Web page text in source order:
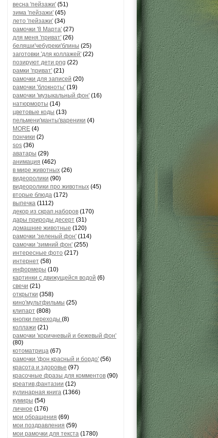
весна 'пейзажи' (51)
зима 'пейзажи' (45)
лето 'пейзажи' (34)
рамочки '8 Марта' (27)
для меня 'приват' (26)
беляши'чебуреки'блины (25)
заготовки 'для коллажей' (22)
позируют дети png (22)
рамки 'приват' (21)
рамочки для записей (20)
рамочки 'блокноты' (19)
рамочки 'музыкальный фон' (16)
натюрморты (14)
цветовые коды (13)
пельмени'манты'вареники (4)
MORE (4)
пончики (2)
sos (36)
аватары (29)
анимация (462)
в мире животных (26)
видеоролики (90)
видеоролики про животных (45)
вторые блюда (172)
выпечка (1112)
декор из скрап.наборов (170)
дары природы десерт (31)
домашние животные (120)
рамочки 'зеленый фон' (114)
рамочки 'зимний фон' (255)
интересные фото (217)
интернет (58)
информеры (10)
картинки с движущейся водой (6)
свечи (21)
открытки (358)
кино'мультфильмы (25)
клипарт (808)
кнопки переходы (8)
коллажи (21)
рамочки 'коричневый и бежевый фон'
(80)
котоматрица (67)
рамочки 'фон красный и бордо' (56)
красота и здоровье (97)
красочные фразы для комментов (90)
креатив,фантазии (12)
кулинарная книга (1366)
кумиры (54)
личное (176)
мои обращения (69)
мои поздравления (59)
мои рамочки для текста (1780)